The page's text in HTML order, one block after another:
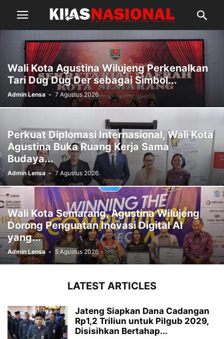
Wali Kota Agustina Wilujeng Perkenalkan
Tari Dug Dug Der sebagai Simbol...
Admin Lensa - 7 Agustus 2026
Perkuat Diplomasi Internasional, Wali Kota
Agustina Buka Ruang Kerja Sama
Budaya...
Admin Lensa - 7 Agustus 2026
Wali Kota Semarang, Agustina Wilujeng
Dorong Penguatan Inovasi Digital AI
yang...
Admin Lensa - 5 Agustus 2026
LATEST ARTICLES
Jateng Siapkan Dana Cadangan
Rp1,2 Triliun untuk Pilgub 2029,
Disisihkan Bertahap...